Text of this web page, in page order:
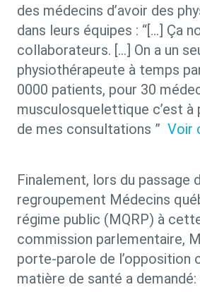
des médecins d’avoir des
dans leurs équipes : “[…] Ça
collaborateurs. […] On a un
physiothérapeute à temps
0000 patients, pour 30
musculosquelettique c’est à
de mes consultations ” Voir
Finalement, lors du passage
regroupement Médecins
régime public (MQRP) à
commission parlementaire,
porte-parole de l’opposition
matière de santé a demandé: